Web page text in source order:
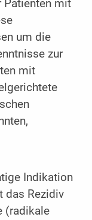
Patienten mit
um die
zur
mit
Indikation
das Rezidiv
(radikale